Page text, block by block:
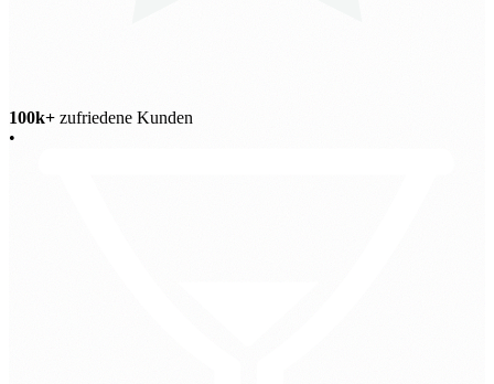
100k+ zufriedene Kunden
•